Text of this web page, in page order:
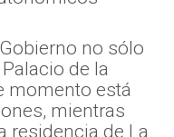
no sólo
de la
momento está
mientras
residencia de La